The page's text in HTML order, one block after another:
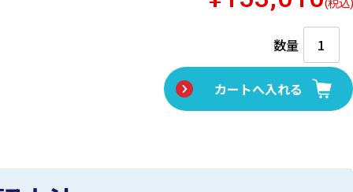
(税込)
数量